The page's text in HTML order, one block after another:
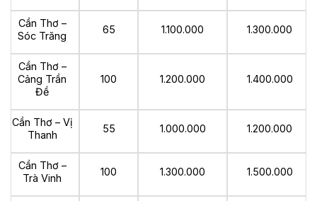
Cần Thơ –
Sóc Trăng
65 1.100.000 1.300.000
Cần Thơ –
Cảng Trần
Đề
100 1.200.000 1.400.000
Cần Thơ – Vị
Thanh
55 1.000.000 1.200.000
Cần Thơ –
Trà Vinh
100 1.300.000 1.500.000